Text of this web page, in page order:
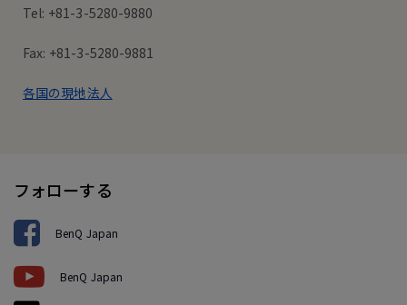
Tel: +81-3-5280-9880
Fax: +81-3-5280-9881
各国の現地法人
フォローする
BenQ Japan
BenQ Japan